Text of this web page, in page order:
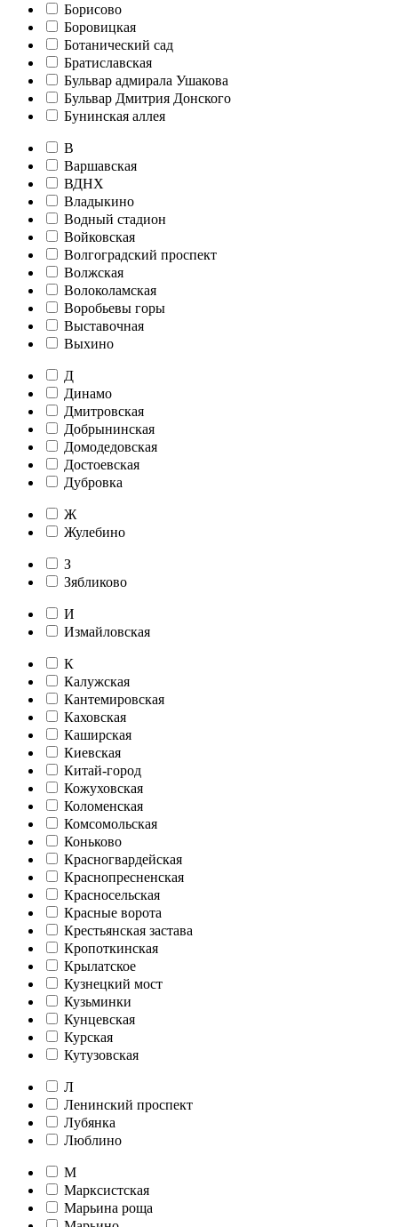
Борисово
Боровицкая
Ботанический сад
Братиславская
Бульвар адмирала Ушакова
Бульвар Дмитрия Донского
Бунинская аллея
В
Варшавская
ВДНХ
Владыкино
Водный стадион
Войковская
Волгоградский проспект
Волжская
Волоколамская
Воробьевы горы
Выставочная
Выхино
Д
Динамо
Дмитровская
Добрынинская
Домодедовская
Достоевская
Дубровка
Ж
Жулебино
З
Зябликово
И
Измайловская
К
Калужская
Кантемировская
Каховская
Каширская
Киевская
Китай-город
Кожуховская
Коломенская
Комсомольская
Коньково
Красногвардейская
Краснопресненская
Красносельская
Красные ворота
Крестьянская застава
Кропоткинская
Крылатское
Кузнецкий мост
Кузьминки
Кунцевская
Курская
Кутузовская
Л
Ленинский проспект
Лубянка
Люблино
М
Марксистская
Марьина роща